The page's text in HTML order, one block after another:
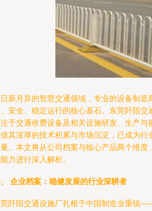
新月异的智慧交通领域，专业的设备制造
安全、稳定运行的核心基石。东莞阡陌交
于交通收费设备及相关设施研发、生产与
其深厚的技术积累与市场沉淀，已成为行
。本文将从公司档案与核心产品两个维度
力进行深入解析。
企业档案：稳健发展的行业深耕者
阡陌交通设施厂扎根于中国制造业重镇